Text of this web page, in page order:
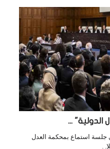
الدولية" ...
جلسة استماع بمحكمة العدل
.